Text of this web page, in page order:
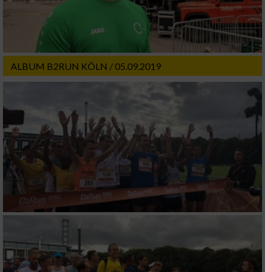
ALBUM B2RUN KÖLN / 05.09.2019